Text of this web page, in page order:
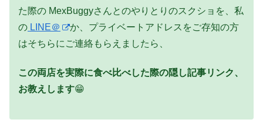
た際の MexBuggyさんとのやりとりのスクショを、私
の LINE＠
か、プライベートアドレスをご存知の方
はそちらにご連絡もらえましたら、
この両店を実際に食べ比べした際の隠し記事リンク、
お教えします😁